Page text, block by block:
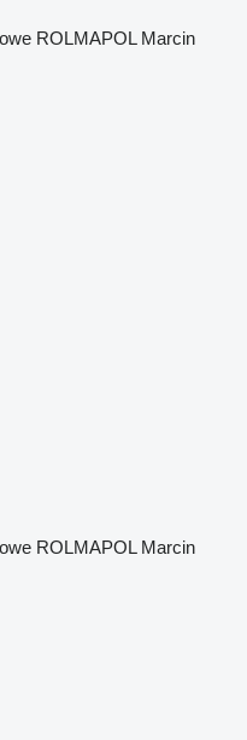
ROLMAPOL Marcin
ROLMAPOL Marcin